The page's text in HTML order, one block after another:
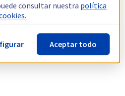
consultar nuestra política
Aceptar todo